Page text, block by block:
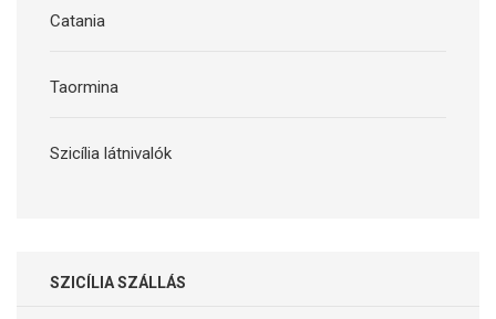
Catania
Taormina
Szicília látnivalók
SZICÍLIA SZÁLLÁS